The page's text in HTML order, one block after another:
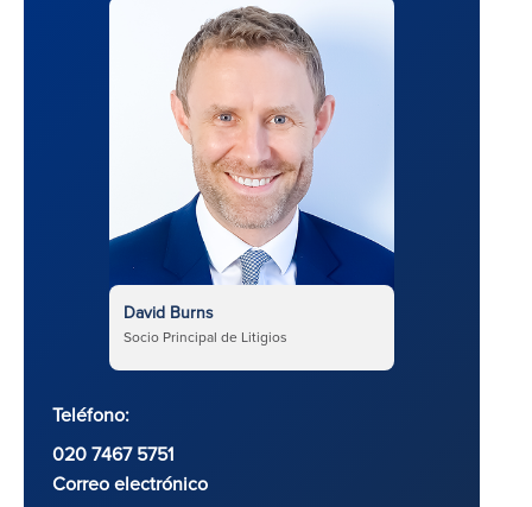
David Burns
Socio Principal de Litigios
Teléfono:
020 7467 5751
Correo electrónico